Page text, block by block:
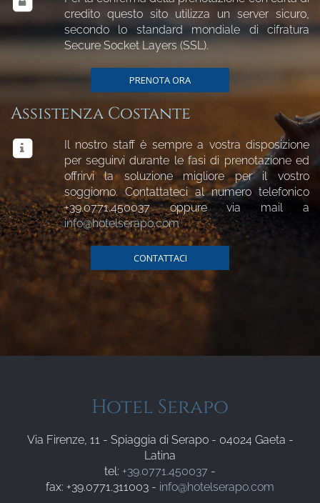
credito questo sito utilizza un server sicuro,
secondo lo standard mondiale di cifratura
Secure Socket Layers (SSL).
PRENOTA ORA
Assistenza Costante
Il nostro staff è sempre a vostra disposizione
per seguirvi durante le fasi di prenotazione ed
offrirvi la soluzione migliore per il vostro
soggiorno. Contattateci al numero telefonico
+39.0771.450037
oppure via mail a
info@hotelserapo.com
CONTATTACI
Hotel Serapo
Via Firenze, 11 - Spiaggia di Serapo - 04024 Gaeta -
Latina
tel: +39.0771.450037 -
fax: +39.0771.311003 - info@hotelserapo.com